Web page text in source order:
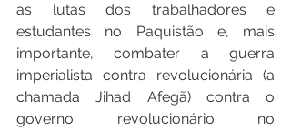
as lutas dos trabalhadores e
estudantes no Paquistão e, mais
importante, combater a guerra
imperialista contra revolucionária (a
chamada Jihad Afegã) contra o
governo revolucionário no